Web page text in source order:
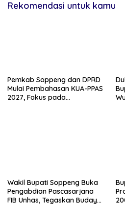
Rekomendasi untuk kamu
Pemkab Soppeng dan DPRD
Mulai Pembahasan KUA-PPAS
2027, Fokus pada
Wakil Bupati Soppeng Buka
Pengabdian Pascasarjana
FIB Unhas, Tegaskan Budaya